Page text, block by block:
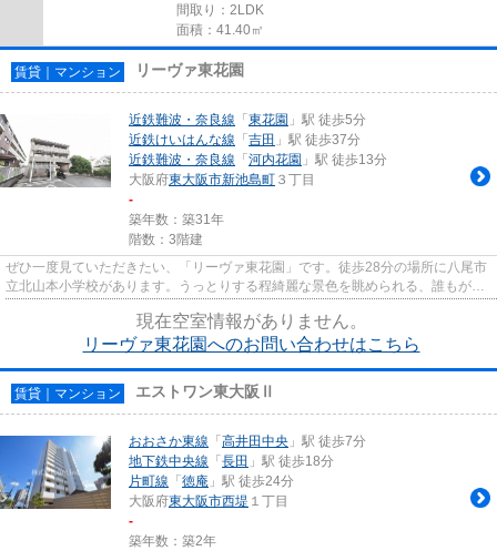
間取り：2LDK
面積：41.40㎡
賃貸｜マンション リーヴァ東花園
近鉄難波・奈良線 「東花園 」駅 徒歩5分
近鉄けいはんな線 「吉田 」駅 徒歩37分
近鉄難波・奈良線 「河内花園 」駅 徒歩13分
大阪府東大阪市新池島町 ３丁目
-
築年数：築31年
階数：3階建
ぜひ一度見ていただきたい、「リーヴァ東花園」です。徒歩28分の場所に八尾市
立北山本小学校があります。うっとりする程綺麗な景色を眺められる、誰もが憧
れるマンションです。防犯対...
現在空室情報がありません。
リーヴァ東花園へのお問い合わせはこちら
賃貸｜マンション エストワン東大阪Ⅱ
おおさか東線 「高井田中央 」駅 徒歩7分
地下鉄中央線 「長田 」駅 徒歩18分
片町線 「徳庵 」駅 徒歩24分
大阪府東大阪市西堤 １丁目
-
築年数：築2年